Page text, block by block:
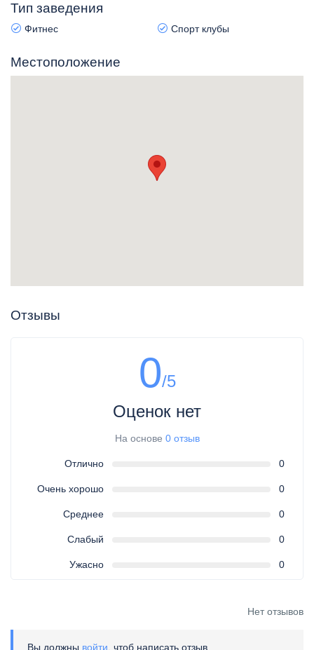
Тип заведения
Фитнес Спорт клубы
Местоположение
Отзывы
0/5
Оценок нет
На основе 0 отзыв
Отлично 0
Очень хорошо 0
Среднее 0
Слабый 0
Ужасно 0
Нет отзывов
Вы должны войти , чтоб написать отзыв